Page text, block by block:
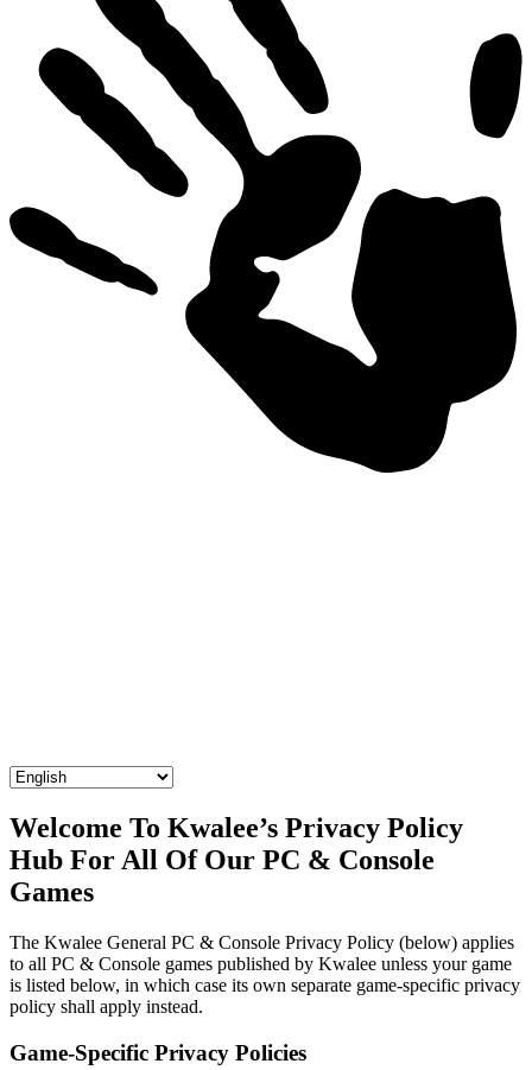
Welcome To Kwalee’s Privacy Policy
Hub For All Of Our PC & Console
Games
The Kwalee General PC & Console Privacy Policy (below) applies
to all PC & Console games published by Kwalee unless your game
is listed below, in which case its own separate game-specific privacy
policy shall apply instead.
Game-Specific Privacy Policies